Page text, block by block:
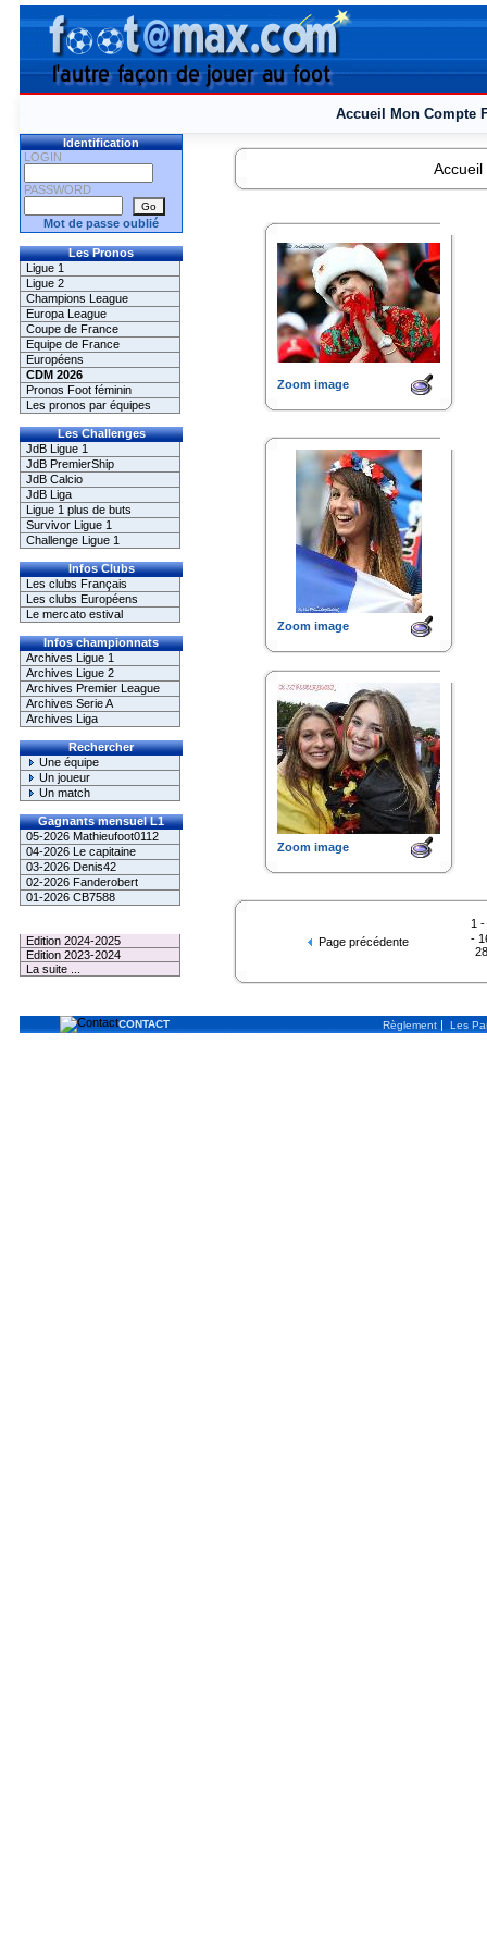
Accueil Mon Compte
Identification
LOGIN
PASSWORD
Mot de passe oublié
Les Pronos
Ligue 1
Ligue 2
Champions League
Europa League
Coupe de France
Equipe de France
Européens
CDM 2026
Pronos Foot féminin
Les pronos par équipes
Les Challenges
JdB Ligue 1
JdB PremierShip
JdB Calcio
JdB Liga
Ligue 1 plus de buts
Survivor Ligue 1
Challenge Ligue 1
Infos Clubs
Les clubs Français
Les clubs Européens
Le mercato estival
Infos championnats
Archives Ligue 1
Archives Ligue 2
Archives Premier League
Archives Serie A
Archives Liga
Rechercher
Une équipe
Un joueur
Un match
Gagnants mensuel L1
05-2026 Mathieufoot0112
04-2026 Le capitaine
03-2026 Denis42
02-2026 Fanderobert
01-2026 CB7588
Edition 2024-2025
Edition 2023-2024
La suite ...
Zoom image
Zoom image
Zoom image
Page précédente
1 -
-
28
CONTACT Règlement| Les